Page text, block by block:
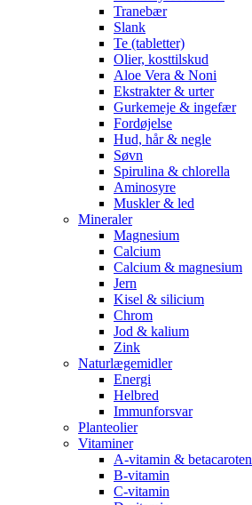
Tranebær
Slank
Te (tabletter)
Olier, kosttilskud
Aloe Vera & Noni
Ekstrakter & urter
Gurkemeje & ingefær
Fordøjelse
Hud, hår & negle
Søvn
Spirulina & chlorella
Aminosyre
Muskler & led
Mineraler
Magnesium
Calcium
Calcium & magnesium
Jern
Kisel & silicium
Chrom
Jod & kalium
Zink
Naturlægemidler
Energi
Helbred
Immunforsvar
Planteolier
Vitaminer
A-vitamin & betacaroten
B-vitamin
C-vitamin